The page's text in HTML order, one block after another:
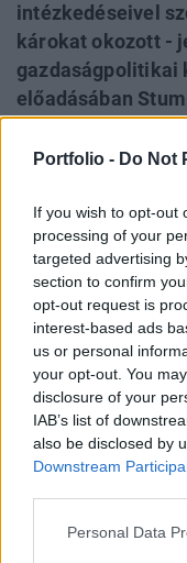
Portfolio - Do Not
If you wish to opt-out
processing of your
targeted advertising
section to confirm
opt-out request is
interest-based ads
us or personal
your opt-out. You
disclosure of your
IAB’s list of
also be disclosed by
Downstream
Personal Data
intézkedéseivel
károkat okozott -
gazdaságpolitikai
előadásában
szerint most az a
politikai erőnek,
akár
nem elég.
Az ICEG és a HBLF
megjegyezte: az
kormány munkája
erősebb a forint,
sorozat, javulnak a
Hozzátette: van egy
pontos alá van